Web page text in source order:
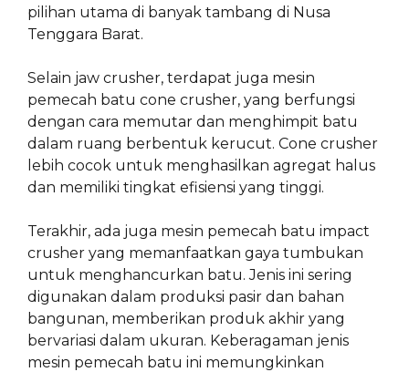
pilihan utama di banyak tambang di Nusa
Tenggara Barat.
Selain jaw crusher, terdapat juga mesin
pemecah batu cone crusher, yang berfungsi
dengan cara memutar dan menghimpit batu
dalam ruang berbentuk kerucut. Cone crusher
lebih cocok untuk menghasilkan agregat halus
dan memiliki tingkat efisiensi yang tinggi.
Terakhir, ada juga mesin pemecah batu impact
crusher yang memanfaatkan gaya tumbukan
untuk menghancurkan batu. Jenis ini sering
digunakan dalam produksi pasir dan bahan
bangunan, memberikan produk akhir yang
bervariasi dalam ukuran. Keberagaman jenis
mesin pemecah batu ini memungkinkan